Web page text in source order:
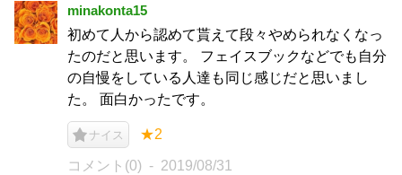
minakonta15
初めて人から認めて貰えて段々やめられなくなっ
たのだと思います。 フェイスブックなどでも自分
の自慢をしている人達も同じ感じだと思いまし
た。 面白かったです。
ナイス ★2
コメント(0) 2019/08/31